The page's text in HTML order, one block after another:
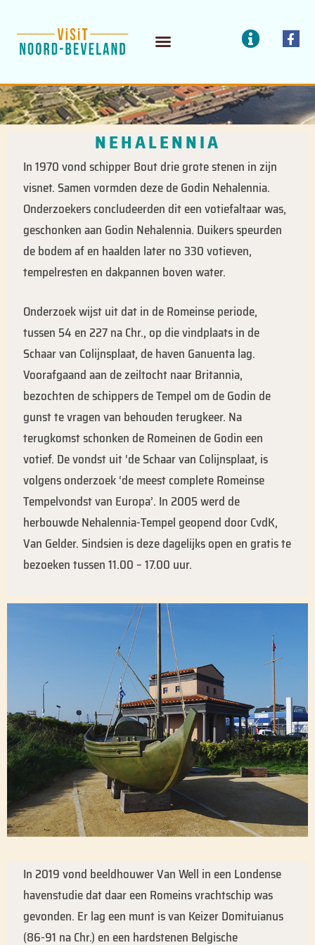
naar
inhoud
I
n
F
a
b
o
k
-
NEHALENNIA​
In 1970 vond schipper Bout drie grote stenen in zijn
visnet. Samen vormden deze de Godin Nehalennia.
Onderzoekers concludeerden dit een votiefaltaar was,
geschonken aan Godin Nehalennia. Duikers speurden
de bodem af en haalden later no 330 votieven,
tempelresten en dakpannen boven water.
Onderzoek wijst uit dat in de Romeinse periode,
tussen 54 en 227 na Chr., op die vindplaats in de
Schaar van Colijnsplaat, de haven Ganuenta lag.
Voorafgaand aan de zeiltocht naar Britannia,
bezochten de schippers de Tempel om de Godin de
gunst te vragen van behouden terugkeer. Na
terugkomst schonken de Romeinen de Godin een
votief. De vondst uit ‘de Schaar van Colijnsplaat, is
volgens onderzoek ‘de meest complete Romeinse
Tempelvondst van Europa’. In 2005 werd de
herbouwde Nehalennia-Tempel geopend door CvdK,
Van Gelder. Sindsien is deze dagelijks open en gratis te
bezoeken tussen 11.00 – 17.00 uur.
In 2019 vond beeldhouwer Van Well in een Londense
havenstudie dat daar een Romeins vrachtschip was
gevonden. Er lag een munt is van Keizer Domituianus
(86-91 na Chr.) en een hardstenen Belgische